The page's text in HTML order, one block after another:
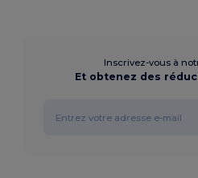
Inscrivez-vous à
Et obtenez des